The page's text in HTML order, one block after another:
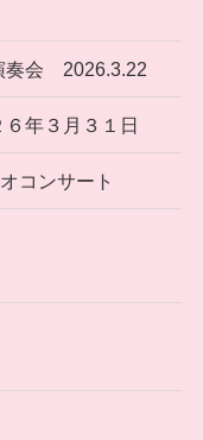
奏会 2026.3.22
年３月３１日
コンサート